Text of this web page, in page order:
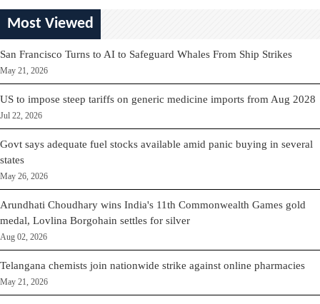
Most Viewed
San Francisco Turns to AI to Safeguard Whales From Ship Strikes
May 21, 2026
US to impose steep tariffs on generic medicine imports from Aug 2028
Jul 22, 2026
Govt says adequate fuel stocks available amid panic buying in several
states
May 26, 2026
Arundhati Choudhary wins India's 11th Commonwealth Games gold
medal, Lovlina Borgohain settles for silver
Aug 02, 2026
Telangana chemists join nationwide strike against online pharmacies
May 21, 2026